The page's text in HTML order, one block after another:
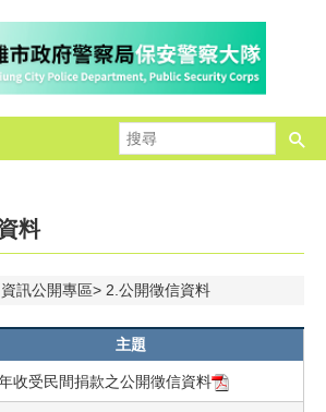
尋
料
資訊公開專區 2.公開徵信資料
主題
收受民間捐款之公開徵信資料